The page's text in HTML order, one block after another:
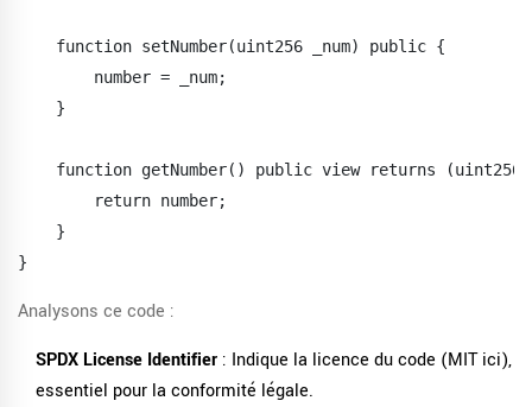
    function setNumber(uint256 _num) public {
        number = _num;
    }
function getNumber() public view returns
        return number;
    }
}
Analysons ce code :
SPDX License Identifier : Indique la licence du code (MIT ici),
essentiel pour la conformité légale.